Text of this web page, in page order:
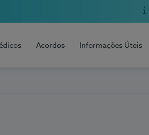
Acordos Informações Úteis